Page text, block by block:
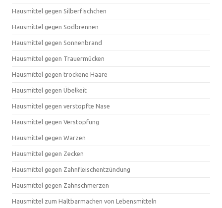
Hausmittel gegen Silberfischchen
Hausmittel gegen Sodbrennen
Hausmittel gegen Sonnenbrand
Hausmittel gegen Trauermücken
Hausmittel gegen trockene Haare
Hausmittel gegen Übelkeit
Hausmittel gegen verstopfte Nase
Hausmittel gegen Verstopfung
Hausmittel gegen Warzen
Hausmittel gegen Zecken
Hausmittel gegen Zahnfleischentzündung
Hausmittel gegen Zahnschmerzen
Hausmittel zum Haltbarmachen von Lebensmitteln